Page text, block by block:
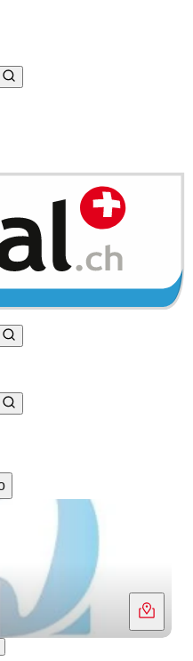
pour 2 évaluations